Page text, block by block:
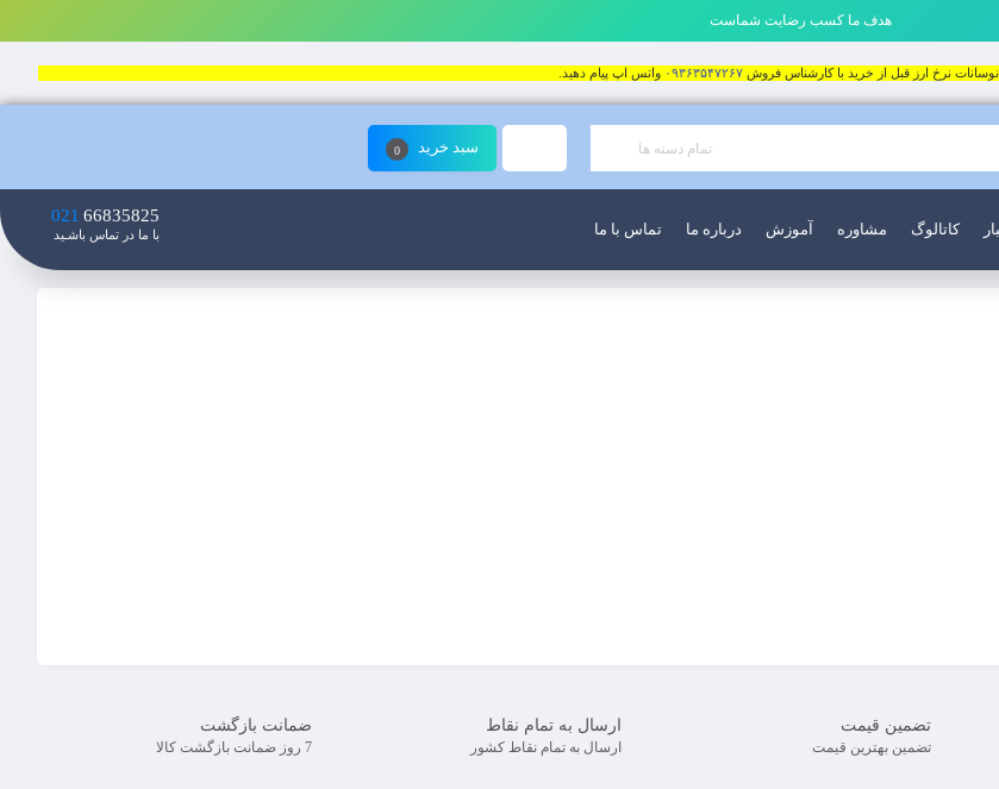
هدف ما کسب رضایت شماست
نرخ ارز قبل از خرید با کارشناس فروش ۰۹۳۶۳۵۴۷۲۶۷ واتس اپ پیام دهید.
تمام دسته ها سبد خرید 0
کاتالوگ مشاوره آموزش درباره ما تماس با ما
66835825
021
با ما در تماس باشـید
تضمین قیمت
تضمین بهترین قیمت
ارسال به تمام نقاط
ارسال به تمام نقاط کشور
ضمانت بازگشت
7 روز ضمانت بازگشت کالا